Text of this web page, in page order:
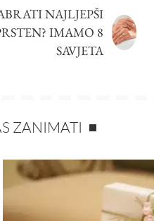
NAJLJEPŠI
IMAMO 8
SAVJETA
ZANIMATI